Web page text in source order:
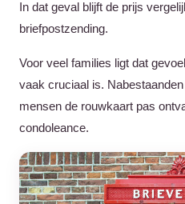
In dat geval blijft de prijs
briefpostzending.
Voor veel families ligt dat
vaak cruciaal is.
mensen de rouwkaart pas
condoleance.